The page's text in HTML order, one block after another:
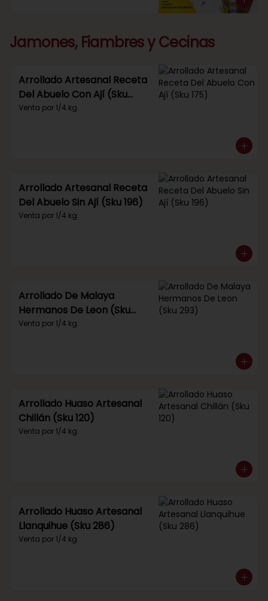
Jamones, Fiambres y Cecinas
Arrollado Artesanal Receta
Del Abuelo Con Ají (Sku
175)
Venta por 1/4 kg.
Arrollado Artesanal Receta
Del Abuelo Sin Ají (Sku 196)
Venta por 1/4 kg.
Arrollado De Malaya
Hermanos De Leon (Sku
293)
Venta por 1/4 kg.
Arrollado Huaso Artesanal
Chillán (Sku 120)
Venta por 1/4 kg.
Arrollado Huaso Artesanal
Llanquihue (Sku 286)
Venta por 1/4 kg.